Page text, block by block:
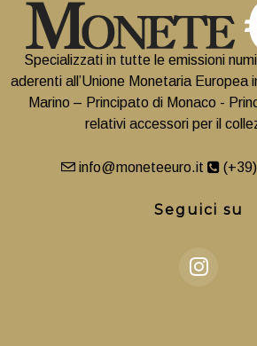
Specializzati in tutte le emissioni
aderenti all’Unione Monetaria Europea
Marino – Principato di Monaco -
relativi accessori per il
info@moneteeuro.it
Seguici su